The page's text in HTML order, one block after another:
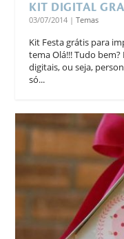
KIT DIGITAL
03/07/2014 |Temas
Kit Festa grátis para
tema Olá!!! Tudo
digitais, ou seja,
só...